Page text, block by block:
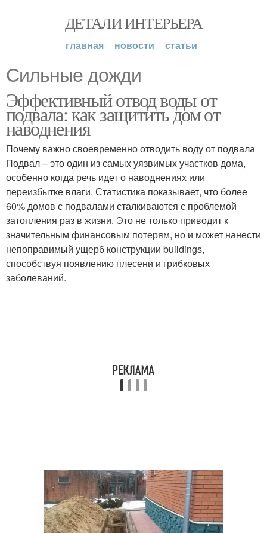
ДЕТАЛИ ИНТЕРЬЕРА
главная новости статьи
Сильные дожди
Эффективный отвод воды от
подвала: как защитить дом от
наводнения
Почему важно своевременно отводить воду от подвала
Подвал – это один из самых уязвимых участков дома,
особенно когда речь идет о наводнениях или
переизбытке влаги. Статистика показывает, что более
60% домов с подвалами сталкиваются с проблемой
затопления раз в жизни. Это не только приводит к
значительным финансовым потерям, но и может нанести
непоправимый ущерб конструкции buildings,
способствуя появлению плесени и грибковых
заболеваний.